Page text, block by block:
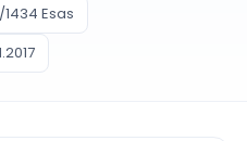
1434 Esas